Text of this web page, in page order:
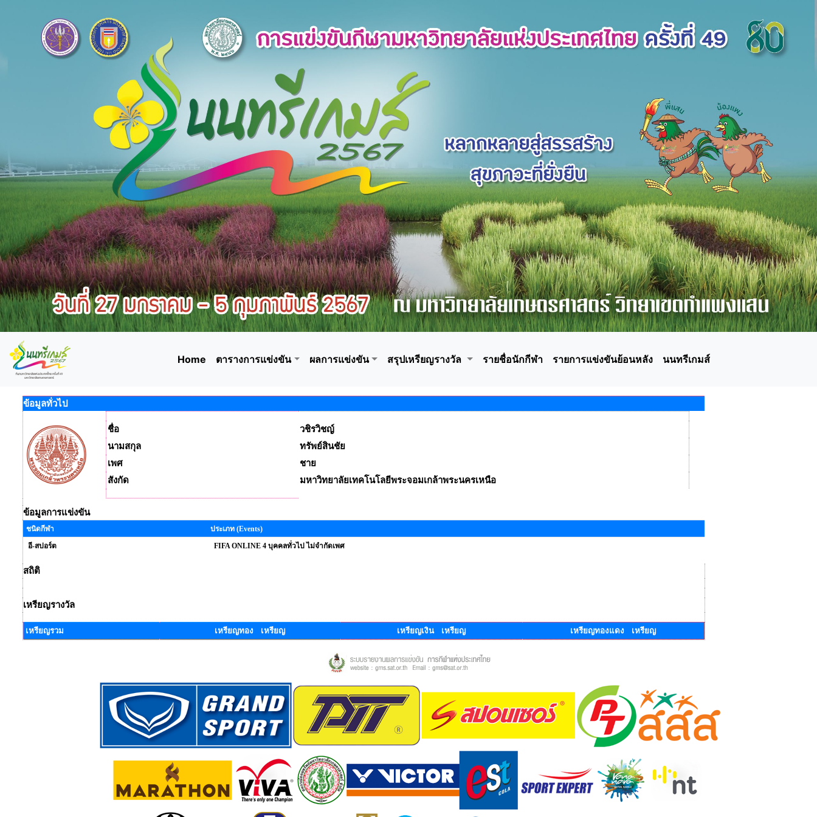
Home ตารางการแข่งขัน ผลการแข่งขัน สรุปเหรียญรางวัล รายชื่อนักกีฬา รายการแข่งขันย้อนหลัง นนทรีเกมส์
ข้อมูลทั่วไป
ชื่อ
วชิรวิชญ์
นามสกุล
ทรัพย์สินชัย
เพศ
ชาย
สังกัด
มหาวิทยาลัยเทคโนโลยีพระจอมเกล้าพระนครเหนือ
ข้อมูลการแข่งขัน
ชนิดกีฬา
ประเภท (Events)
อี-สปอร์ต
FIFA ONLINE 4 บุคคลทั่วไป ไม่จำกัดเพศ
สถิติ
เหรียญรางวัล
เหรียญรวม เหรียญทอง เหรียญ เหรียญเงิน เหรียญ เหรียญทองแดง เหรียญ